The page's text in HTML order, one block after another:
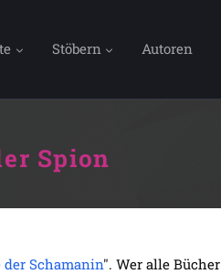
Stöbern Autoren
Spion
der Schamanin". Wer alle